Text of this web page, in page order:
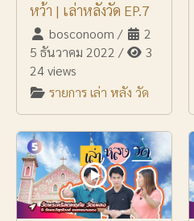
หว้า | เล่าหลังวัด EP.7
bosconoom /
2
5 ธันวาคม 2022 /
3
24 views
รายการ เล่า หลัง วัด